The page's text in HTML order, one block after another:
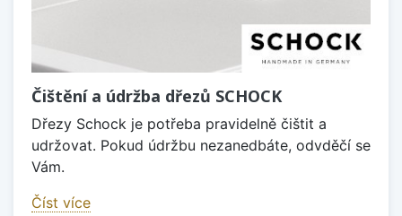
Čištění a údržba dřezů SCHOCK
Dřezy Schock je potřeba pravidelně čištit a
udržovat. Pokud údržbu nezanedbáte, odvděčí se
Vám.
Číst více